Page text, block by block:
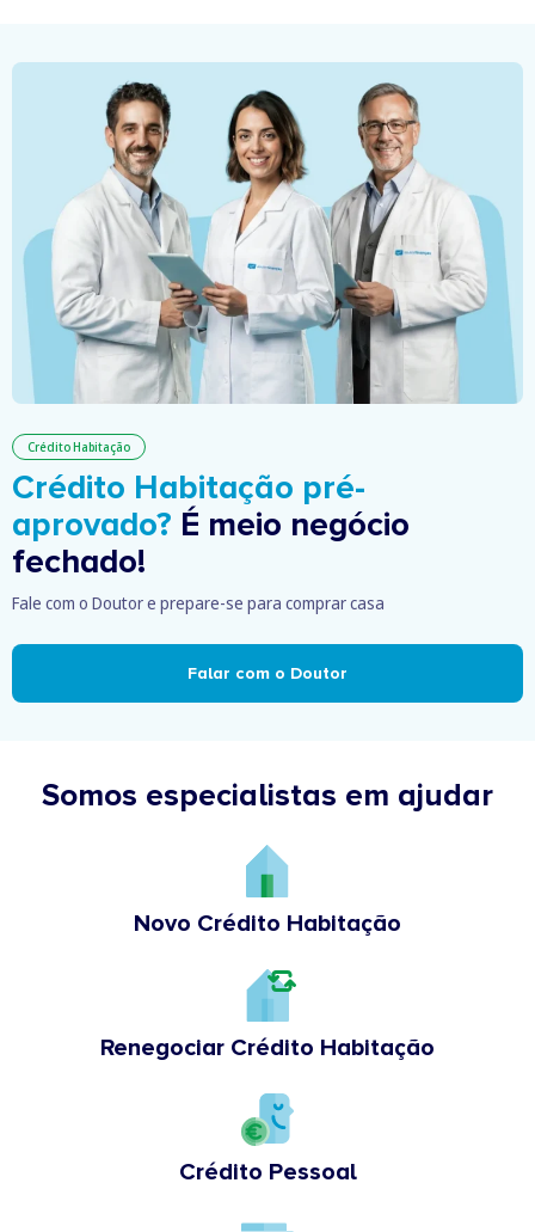
Crédito Habitação
Crédito Habitação pré-
aprovado? É meio negócio
fechado!
Fale com o Doutor e prepare-se para comprar casa
Falar com o Doutor
Somos especialistas em ajudar
Novo Crédito Habitação
Renegociar Crédito Habitação
Crédito Pessoal